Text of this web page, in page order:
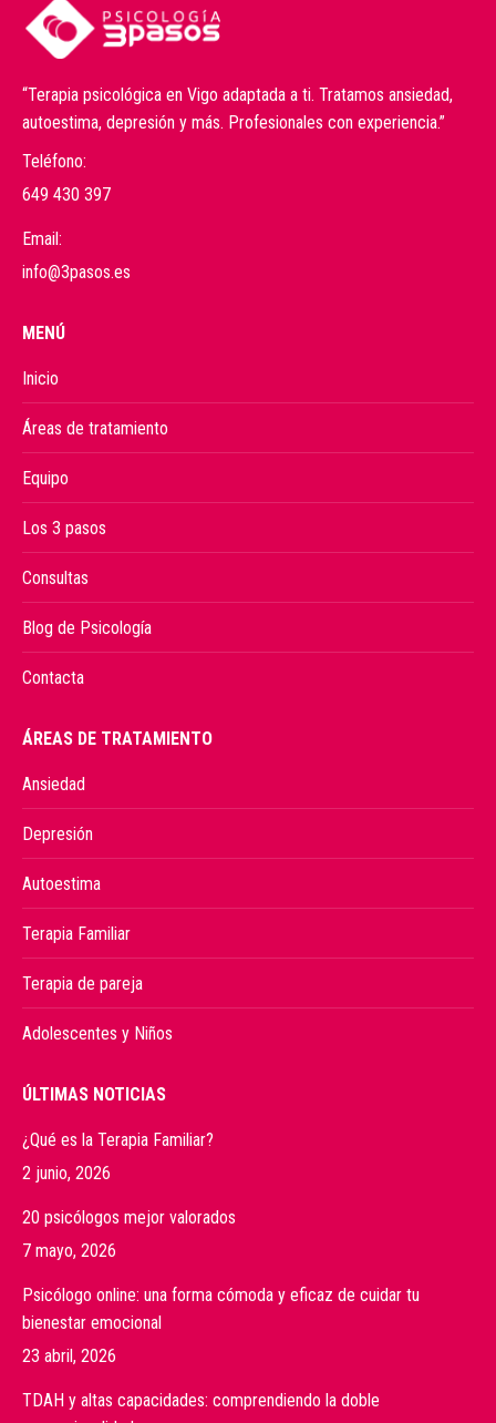
“Terapia psicológica en Vigo adaptada a ti. Tratamos ansiedad,
autoestima, depresión y más. Profesionales con experiencia.”
Teléfono:
649 430 397
Email:
info@3pasos.es
MENÚ
Inicio
Áreas de tratamiento
Equipo
Los 3 pasos
Consultas
Blog de Psicología
Contacta
ÁREAS DE TRATAMIENTO
Ansiedad
Depresión
Autoestima
Terapia Familiar
Terapia de pareja
Adolescentes y Niños
ÚLTIMAS NOTICIAS
¿Qué es la Terapia Familiar?
2 junio, 2026
20 psicólogos mejor valorados
7 mayo, 2026
Psicólogo online: una forma cómoda y eficaz de cuidar tu
bienestar emocional
23 abril, 2026
TDAH y altas capacidades: comprendiendo la doble